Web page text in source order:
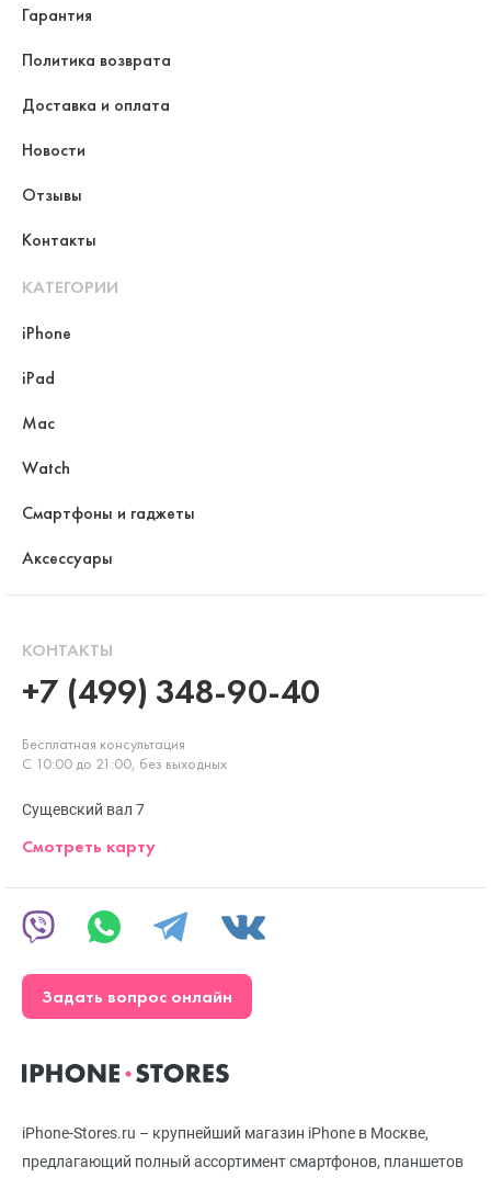
iPhone-Stores.ru – крупнейший магазин iPhone в Москве,
предлагающий полный ассортимент смартфонов, планшетов
Гарантия
Политика возврата
Доставка и оплата
Новости
Отзывы
Контакты
КАТЕГОРИИ
iPhone
iPad
Mac
Watch
Смартфоны и гаджеты
Аксессуары
КОНТАКТЫ
+7 (499) 348-90-40
Бесплатная консультация
С 10:00 до 21:00, без выходных
Сущевский вал 7
Смотреть карту
Задать вопрос онлайн